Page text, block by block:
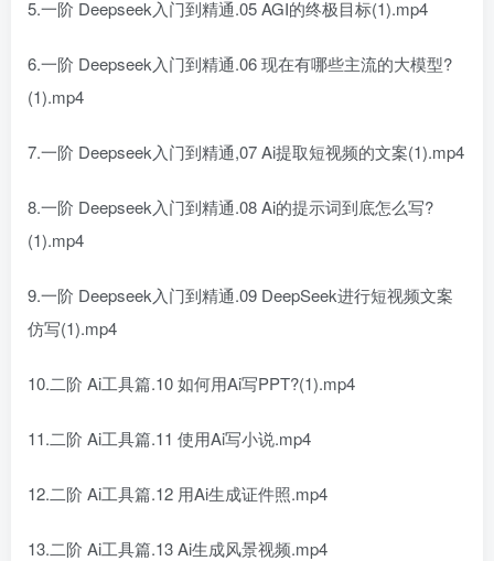
5.一阶 Deepseek入门到精通.05 AGI的终极目标(1).mp4
6.一阶 Deepseek入门到精通.06 现在有哪些主流的大模型?
(1).mp4
7.一阶 Deepseek入门到精通,07 Ai提取短视频的文案(1).mp4
8.一阶 Deepseek入门到精通.08 Ai的提示词到底怎么写?
(1).mp4
9.一阶 Deepseek入门到精通.09 DeepSeek进行短视频文案
仿写(1).mp4
10.二阶 Ai工具篇.10 如何用Ai写PPT?(1).mp4
11.二阶 Ai工具篇.11 使用Ai写小说.mp4
12.二阶 Ai工具篇.12 用Ai生成证件照.mp4
13.二阶 Ai工具篇.13 Ai生成风景视频.mp4